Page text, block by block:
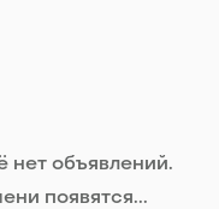
нет объявлений.
появятся...